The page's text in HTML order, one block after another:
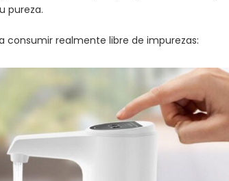
pureza.
consumir realmente libre de impurezas: